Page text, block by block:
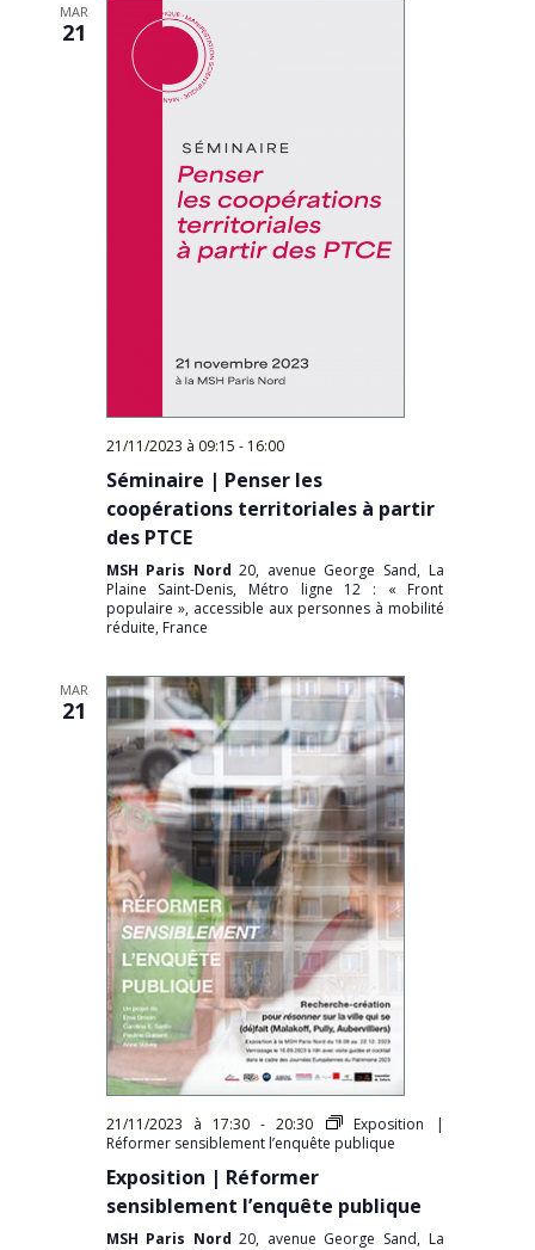
MAR
21
21/11/2023 à 09:15 - 16:00
Séminaire | Penser les
coopérations territoriales à partir
des PTCE
MSH Paris Nord20, avenue George Sand, La
Plaine Saint-Denis, Métro ligne 12 : « Front
populaire », accessible aux personnes à mobilité
réduite, France
MAR
21
21/11/2023 à 17:30-20:30
Exposition |
Réformer sensiblement l’enquête publique
Exposition | Réformer
sensiblement l’enquête publique
MSH Paris Nord20, avenue George Sand, La